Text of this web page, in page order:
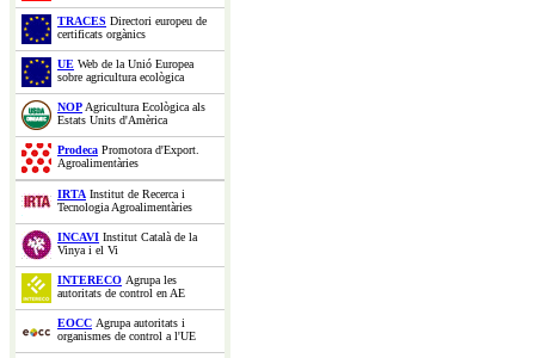
TRACES Directori europeu de
certificats orgànics
UE Web de la Unió Europea
sobre agricultura ecològica
NOPAgricultura Ecològica als
Estats Units d'Amèrica
Prodeca Promotora d'Export.
Agroalimentàries
IRTA Institut de Recerca i
Tecnologia Agroalimentàries
INCAVI Institut Català de la
Vinya i el Vi
INTERECO Agrupa les
autoritats de control en AE
EOCC Agrupa autoritats i
organismes de control a l'UE